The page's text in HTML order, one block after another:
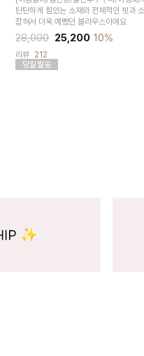
탄탄하게 힘있는 소재와 전체적인 핏과
잡혀서 더욱 예뻤던 블라우스이에요
28,000 25,200 10%
리뷰 212